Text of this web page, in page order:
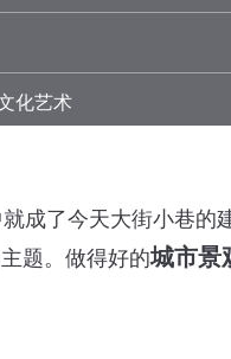
化艺术
成了今天大街小巷的
题。做得好的城市景